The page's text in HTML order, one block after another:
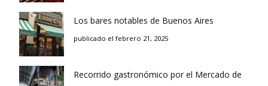
Los bares notables de Buenos Aires
publicado el febrero 21, 2025
Recorrido gastronómico por el Mercado de